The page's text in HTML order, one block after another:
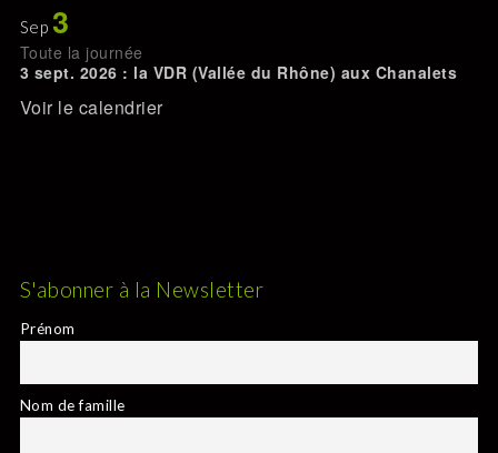
Sep 3
Toute la journée
3 sept. 2026 : la VDR (Vallée du Rhône) aux Chanalets
Voir le calendrier
S'abonner à la Newsletter
Prénom
Nom de famille